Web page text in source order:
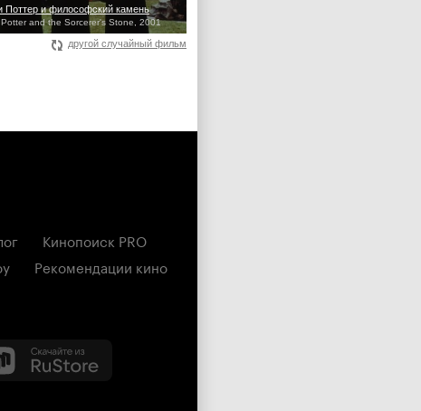
Поттер и философский камень
Potter and the Sorcerer's Stone, 2001
другой случайный фильм
Кинопоиск PRO
Рекомендации кино